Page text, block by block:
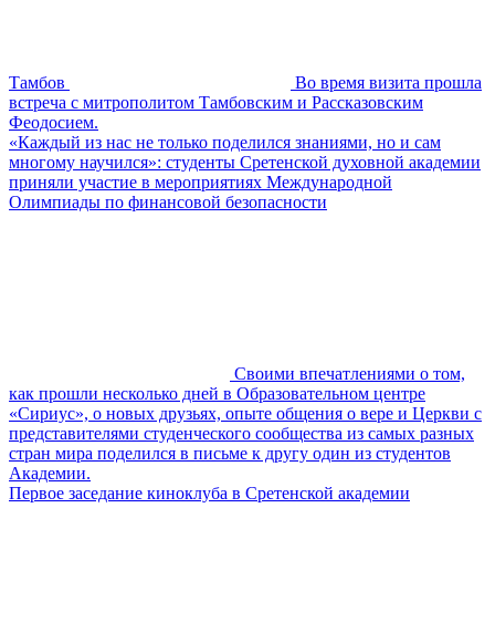
Тамбов
Во время визита прошла
встреча с митрополитом Тамбовским и Рассказовским
Феодосием.
«Каждый из нас не только поделился знаниями, но и сам
многому научился»: студенты Сретенской духовной академии
приняли участие в мероприятиях Международной
Олимпиады по финансовой безопасности
Своими впечатлениями о том,
как прошли несколько дней в Образовательном центре
«Сириус», о новых друзьях, опыте общения о вере и Церкви с
представителями студенческого сообщества из самых разных
стран мира поделился в письме к другу один из студентов
Академии.
Первое заседание киноклуба в Сретенской академии